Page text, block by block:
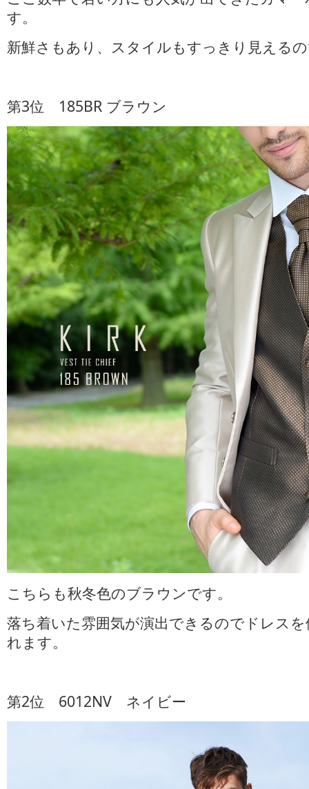
す。
新鮮さもあり、スタイルもすっきり見える
第3位 185BR ブラウン
こちらも秋冬色のブラウンです。
落ち着いた雰囲気が演出できるのでドレス
れます。
第2位 6012NV ネイビー